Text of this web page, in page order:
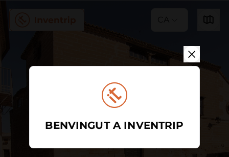
CA
BENVINGUT A INVENTRIP